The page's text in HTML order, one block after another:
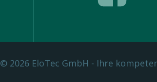
© 2026 EloTec GmbH - Ihre